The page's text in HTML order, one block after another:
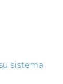
sistema